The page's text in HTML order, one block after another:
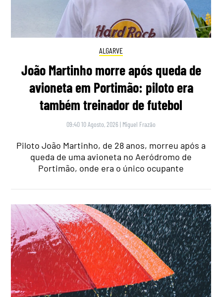
ALGARVE
João Martinho morre após queda de
avioneta em Portimão: piloto era
também treinador de futebol
09:40 10 Agosto, 2026 | Miguel Frazão
Piloto João Martinho, de 28 anos, morreu após a
queda de uma avioneta no Aeródromo de
Portimão, onde era o único ocupante